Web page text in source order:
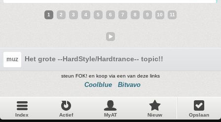
1 2 3 4 5 6 7 8 9 10 11
muz Het grote --HardStyle/Hardtrance-- topic!!
steun FOK! en koop via een van deze links
Coolblue Bitvavo
Index Actief MyAT Nieuw Opslaan